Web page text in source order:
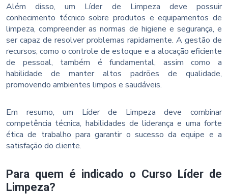
Além disso, um Líder de Limpeza deve possuir
conhecimento técnico sobre produtos e equipamentos de
limpeza, compreender as normas de higiene e segurança, e
ser capaz de resolver problemas rapidamente. A gestão de
recursos, como o controle de estoque e a alocação eficiente
de pessoal, também é fundamental, assim como a
habilidade de manter altos padrões de qualidade,
promovendo ambientes limpos e saudáveis.
Em resumo, um Líder de Limpeza deve combinar
competência técnica, habilidades de liderança e uma forte
ética de trabalho para garantir o sucesso da equipe e a
satisfação do cliente.
Para quem é indicado o Curso Líder de
Limpeza?